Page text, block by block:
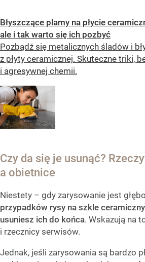
Błyszczące plamy na płycie
ale i tak warto się ich pozbyć
Pozbądź się metalicznych śladów i
z płyty ceramicznej. Skuteczne triki,
i agresywnej chemii.
Czy da się je usunąć?
a obietnice
Niestety – gdy zarysowanie jest
przypadków rysy na szkle
usuniesz ich do końca. Wskazują na
i rzecznicy serwisów.
Jednak, jeśli zarysowania są bardzo